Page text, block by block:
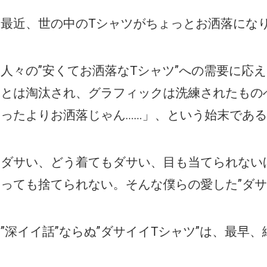
最近、世の中のTシャツがちょっとお洒落にな
人々の”安くてお洒落なTシャツ”への需要に応
とは淘汰され、グラフィックは洗練されたも
ったよりお洒落じゃん……」、という始末である
ダサい、どう着てもダサい、目も当てられな
っても捨てられない。そんな僕らの愛した”ダ
”深イイ話”ならぬ”ダサイイTシャツ”は、最早